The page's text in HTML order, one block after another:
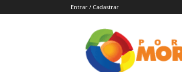
Entrar / Cadastrar
–